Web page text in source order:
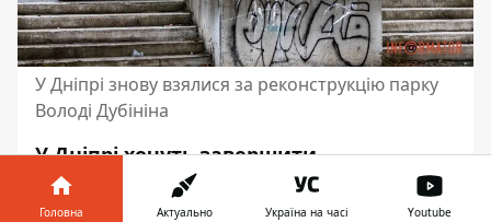
У Дніпрі знову взялися за реконструкцію парку
Володі Дубініна
У Дніпрі хочуть завершити
реконструкцію парку імені Володі
Дубініна. Вартість робіт оцінили у 83 550
Головна Актуально Україна на часі Youtube